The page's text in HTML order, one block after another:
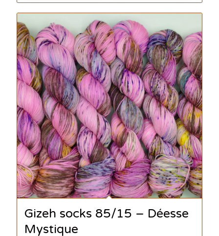
Gizeh socks 85/15 – Déesse
Mystique